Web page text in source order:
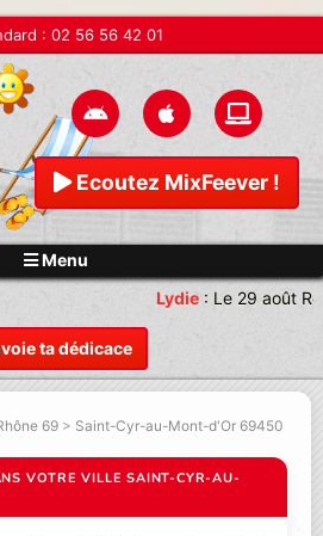
: 02 56 56 42 01
Ecoutez MixFeever !
Menu
ta dédicace
Lydie: Le 29 août
69 > Saint-Cyr-au-Mont-d'Or 69450
VOTRE VILLE SAINT-CYR-AU-